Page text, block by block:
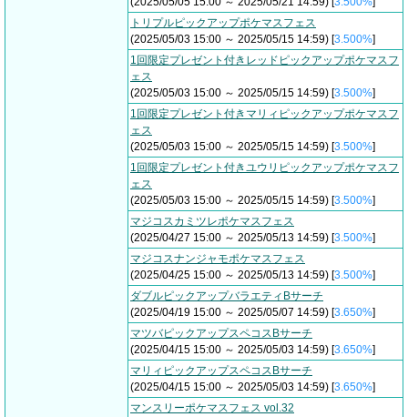
トリプルピックアップポケマスフェス
(2025/05/03 15:00 ～ 2025/05/15 14:59) [3.500%]
1回限定プレゼント付きレッドピックアップポケマスフ
ェス
(2025/05/03 15:00 ～ 2025/05/15 14:59) [3.500%]
1回限定プレゼント付きマリィピックアップポケマスフ
ェス
(2025/05/03 15:00 ～ 2025/05/15 14:59) [3.500%]
1回限定プレゼント付きユウリピックアップポケマスフ
ェス
(2025/05/03 15:00 ～ 2025/05/15 14:59) [3.500%]
マジコスカミツレポケマスフェス
(2025/04/27 15:00 ～ 2025/05/13 14:59) [3.500%]
マジコスナンジャモポケマスフェス
(2025/04/25 15:00 ～ 2025/05/13 14:59) [3.500%]
ダブルピックアップバラエティBサーチ
(2025/04/19 15:00 ～ 2025/05/07 14:59) [3.650%]
マツバピックアップスペコスBサーチ
(2025/04/15 15:00 ～ 2025/05/03 14:59) [3.650%]
マリィピックアップスペコスBサーチ
(2025/04/15 15:00 ～ 2025/05/03 14:59) [3.650%]
マンスリーポケマスフェス vol.32